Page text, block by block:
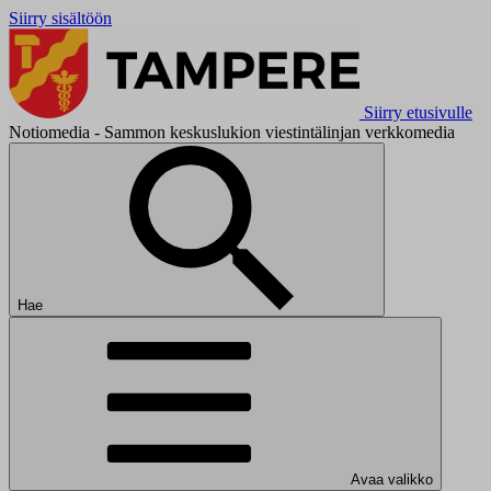
Siirry sisältöön
Siirry etusivulle
Notiomedia - Sammon keskuslukion viestintälinjan verkkomedia
Hae
Avaa valikko